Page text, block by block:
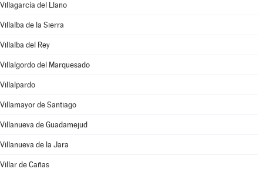
Villagarcía del Llano
Villalba de la Sierra
Villalba del Rey
Villalgordo del Marquesado
Villalpardo
Villamayor de Santiago
Villanueva de Guadamejud
Villanueva de la Jara
Villar de Cañas